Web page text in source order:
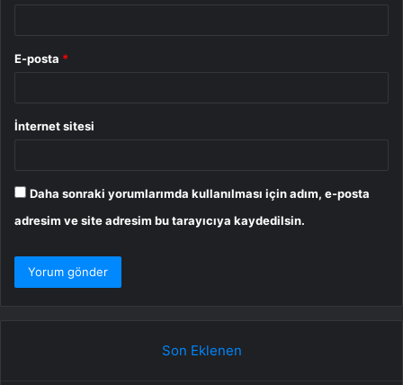
E-posta *
İnternet sitesi
Daha sonraki yorumlarımda kullanılması için adım, e-posta
adresim ve site adresim bu tarayıcıya kaydedilsin.
Son Eklenen